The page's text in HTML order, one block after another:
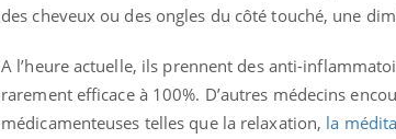
des cheveux ou des ongles du côté touché, une
A l’heure actuelle, ils prennent des anti-
rarement efficace à 100%. D’autres médecins
médicamenteuses telles que la relaxation, la